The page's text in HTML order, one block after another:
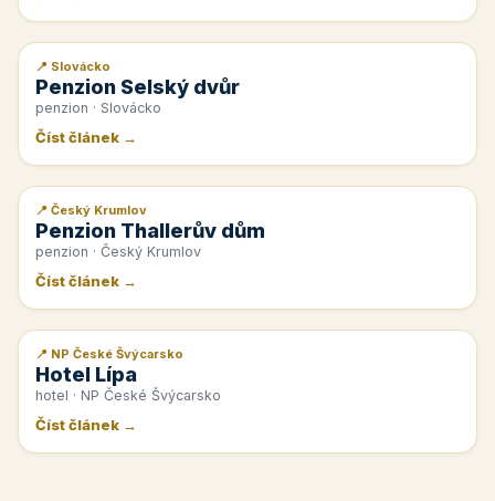
📰 PR článek
📍 Slovácko
Penzion Selský dvůr
penzion · Slovácko
Číst článek →
📰 PR článek
📍 Český Krumlov
Penzion Thallerův dům
penzion · Český Krumlov
Číst článek →
📰 PR článek
📍 NP České Švýcarsko
Hotel Lípa
hotel · NP České Švýcarsko
Číst článek →